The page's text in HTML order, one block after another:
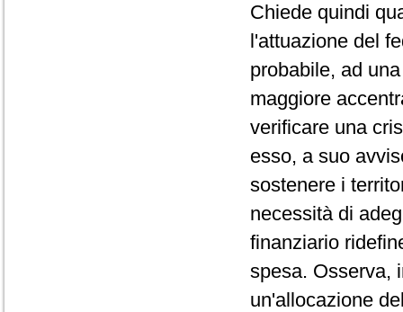
Chiede quindi
l'attuazione del
probabile, ad
maggiore
verificare una
esso, a suo
sostenere i
necessità di
finanziario
spesa. Osserva,
un'allocazione